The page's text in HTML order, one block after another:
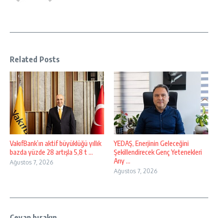
Related Posts
VakıfBank’ın aktif büyüklüğü yıllık
bazda yüzde 28 artışla 5,8 t ...
Ağustos 7, 2026
YEDAŞ, Enerjinin Geleceğini
Şekillendirecek Genç Yetenekleri
Arıy ...
Ağustos 7, 2026